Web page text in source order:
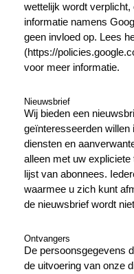
wettelijk wordt
informatie namens
geen invloed op. Lees
(https://
voor meer informatie.
Nieuwsbrief
Wij bieden een
geïnteresseerden willen
diensten en
alleen met uw
lijst van abonnees.
waarmee u zich kunt
de nieuwsbrief wordt
Ontvangers
De persoonsgegevens
de uitvoering van onze